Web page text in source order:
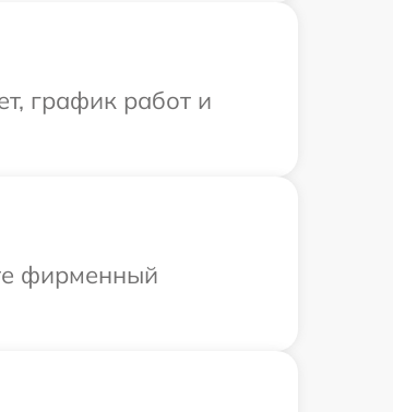
график работ и
фирменный